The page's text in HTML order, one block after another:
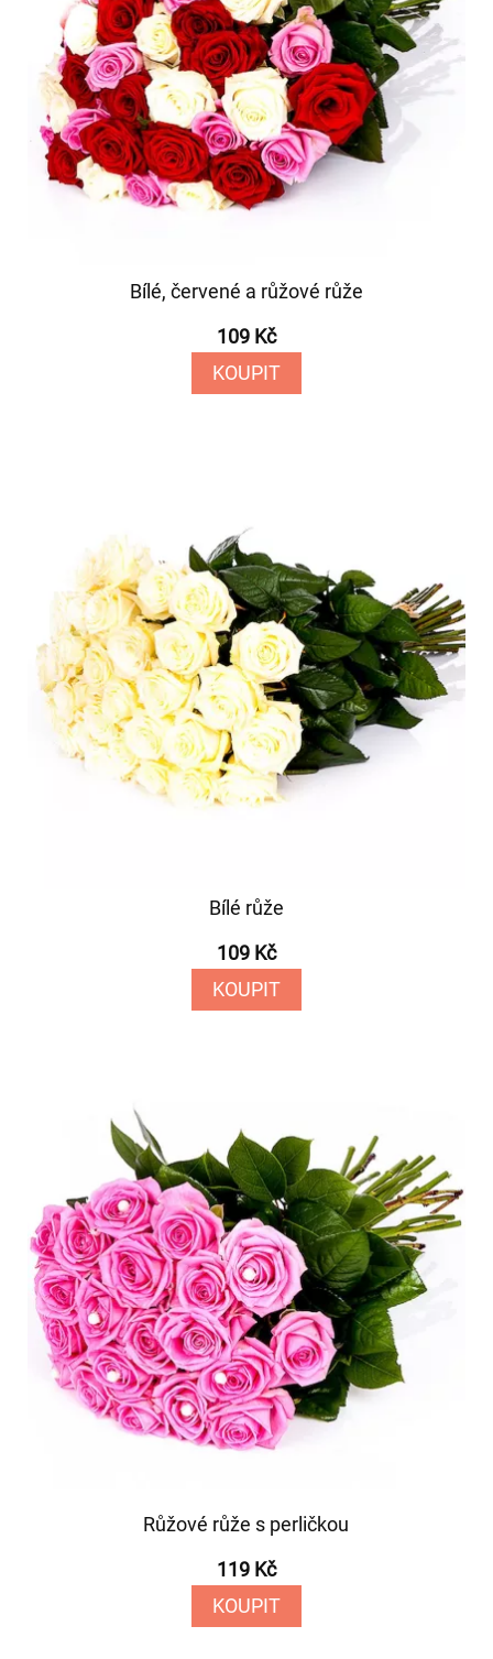
Bílé, červené a růžové růže
109 Kč
KOUPIT
Bílé růže
109 Kč
KOUPIT
Růžové růže s perličkou
119 Kč
KOUPIT